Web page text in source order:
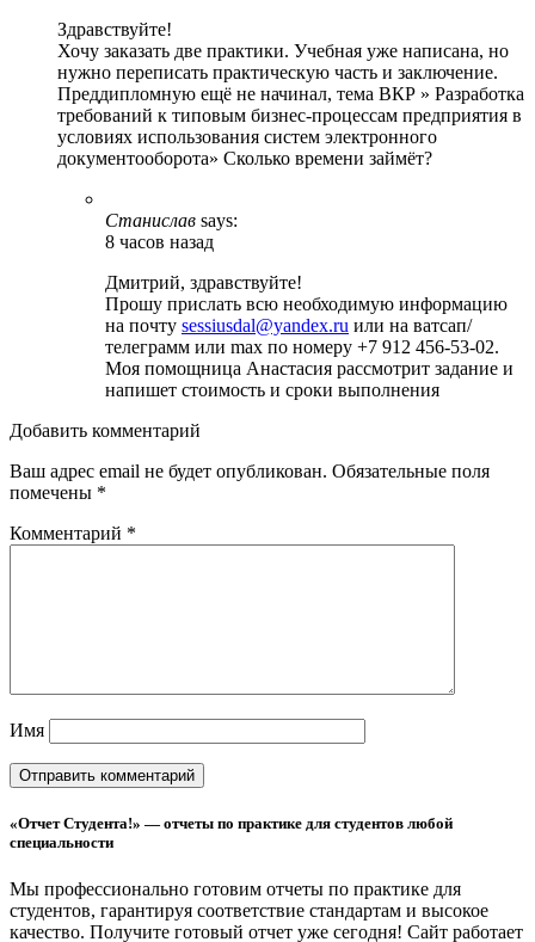
Здравствуйте!
Хочу заказать две практики. Учебная уже написана, но
нужно переписать практическую часть и заключение.
Преддипломную ещё не начинал, тема ВКР » Разработка
требований к типовым бизнес-процессам предприятия в
условиях использования систем электронного
документооборота» Сколько времени займёт?
Станислав says:
8 часов назад
Дмитрий, здравствуйте!
Прошу прислать всю необходимую информацию
на почту sessiusdal@yandex.ru или на ватсап/
телеграмм или max по номеру +7 912 456-53-02.
Моя помощница Анастасия рассмотрит задание и
напишет стоимость и сроки выполнения
Добавить комментарий
Ваш адрес email не будет опубликован. Обязательные поля
помечены *
Комментарий *
Имя
«Отчет Студента!» — отчеты по практике для студентов любой
специальности
Мы профессионально готовим отчеты по практике для
студентов, гарантируя соответствие стандартам и высокое
качество. Получите готовый отчет уже сегодня! Сайт работает